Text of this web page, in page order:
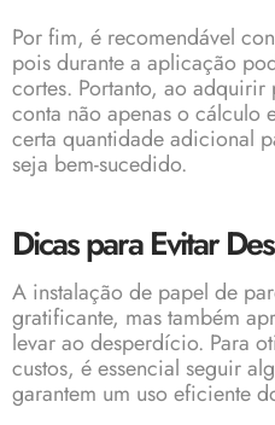
Por fim, é recomendável
pois durante a aplicação
cortes. Portanto, ao
conta não apenas o cálculo
certa quantidade adicional
seja bem-sucedido.
Dicas para Evitar
A instalação de papel de
gratificante, mas também
levar ao desperdício. Para
custos, é essencial seguir
garantem um uso eficiente